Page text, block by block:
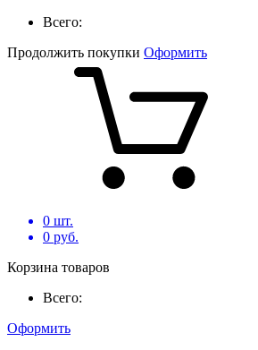
Всего:
Продолжить покупки Оформить
0 шт.
0 руб.
Корзина товаров
Всего:
Оформить